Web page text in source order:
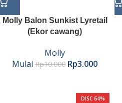
Molly Balon Sunkist Lyretail
(Ekor cawang)
Molly
Mulai Rp10.000 Rp3.000
DISC 64%